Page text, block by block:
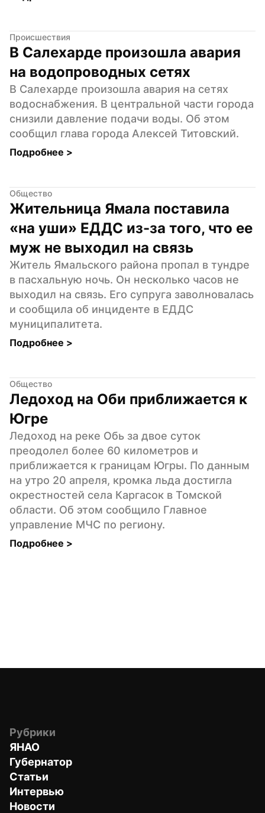
Происшествия
В Салехарде произошла авария
на водопроводных сетях
В Салехарде произошла авария на сетях
водоснабжения. В центральной части города
снизили давление подачи воды. Об этом
сообщил глава города Алексей Титовский.
Подробнее >
Общество
Жительница Ямала поставила
«на уши» ЕДДС из-за того, что ее
муж не выходил на связь
Житель Ямальского района пропал в тундре
в пасхальную ночь. Он несколько часов не
выходил на связь. Его супруга заволновалась
и сообщила об инциденте в ЕДДС
муниципалитета.
Подробнее >
Общество
Ледоход на Оби приближается к
Югре
Ледоход на реке Обь за двое суток
преодолел более 60 километров и
приближается к границам Югры. По данным
на утро 20 апреля, кромка льда достигла
окрестностей села Каргасок в Томской
области. Об этом сообщило Главное
управление МЧС по региону.
Подробнее >
Рубрики
ЯНАО
Губернатор
Статьи
Интервью
Новости